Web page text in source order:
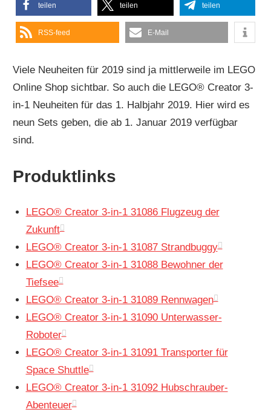
teilen teilen teilen
RSS-feed E-Mail
Viele Neuheiten für 2019 sind ja mittlerweile im LEGO
Online Shop sichtbar. So auch die LEGO® Creator 3-
in-1 Neuheiten für das 1. Halbjahr 2019. Hier wird es
neun Sets geben, die ab 1. Januar 2019 verfügbar
sind.
Produktlinks
LEGO® Creator 3-in-1 31086 Flugzeug der
Zukunft
LEGO® Creator 3-in-1 31087 Strandbuggy
LEGO® Creator 3-in-1 31088 Bewohner der
Tiefsee
LEGO® Creator 3-in-1 31089 Rennwagen
LEGO® Creator 3-in-1 31090 Unterwasser-
Roboter
LEGO® Creator 3-in-1 31091 Transporter für
Space Shuttle
LEGO® Creator 3-in-1 31092 Hubschrauber-
Abenteuer